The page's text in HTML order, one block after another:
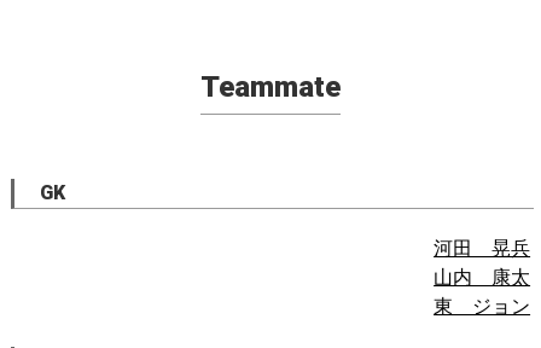
Teammate
GK
河田 晃兵
山内 康太
東 ジョン